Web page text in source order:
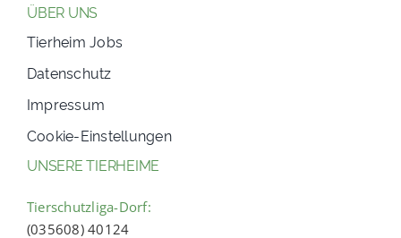
ÜBER UNS
Tierheim Jobs
Datenschutz
Impressum
Cookie-Einstellungen
UNSERE TIERHEIME
Tierschutzliga-Dorf:
(035608) 40124